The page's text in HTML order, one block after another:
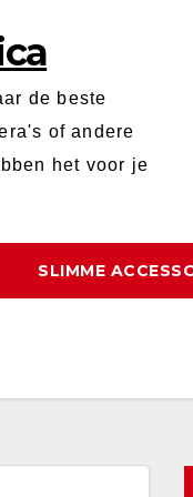
de beste
of andere
het voor je
SLIMME